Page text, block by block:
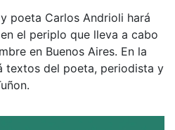
poeta Carlos Andrioli hará
el periplo que lleva a cabo
en Buenos Aires. En la
textos del poeta, periodista y